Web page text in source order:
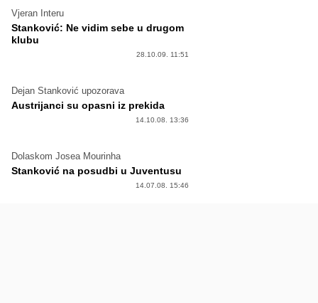
Vjeran Interu
Stanković: Ne vidim sebe u drugom
klubu
28.10.09. 11:51
Dejan Stanković upozorava
Austrijanci su opasni iz prekida
14.10.08. 13:36
Dolaskom Josea Mourinha
Stanković na posudbi u Juventusu
14.07.08. 15:46